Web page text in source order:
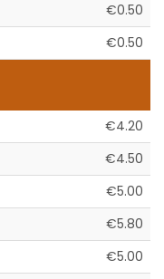
€0.50
€0.50
€4.20
€4.50
€5.00
€5.80
€5.00